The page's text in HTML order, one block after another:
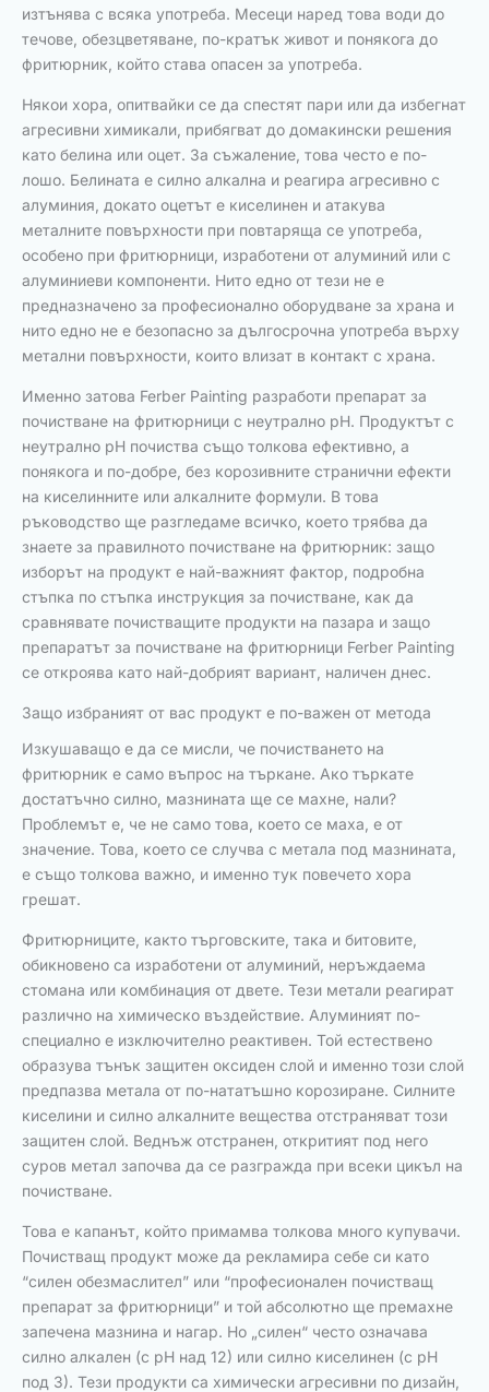
изтънява с всяка употреба. Месеци наред това води до
течове, обезцветяване, по-кратък живот и понякога до
фритюрник, който става опасен за употреба.
Някои хора, опитвайки се да спестят пари или да избегнат
агресивни химикали, прибягват до домакински решения
като белина или оцет. За съжаление, това често е по-
лошо. Белината е силно алкална и реагира агресивно с
алуминия, докато оцетът е киселинен и атакува
металните повърхности при повтаряща се употреба,
особено при фритюрници, изработени от алуминий или с
алуминиеви компоненти. Нито едно от тези не е
предназначено за професионално оборудване за храна и
нито едно не е безопасно за дългосрочна употреба върху
метални повърхности, които влизат в контакт с храна.
Именно затова Ferber Painting разработи препарат за
почистване на фритюрници с неутрално pH. Продуктът с
неутрално pH почиства също толкова ефективно, а
понякога и по-добре, без корозивните странични ефекти
на киселинните или алкалните формули. В това
ръководство ще разгледаме всичко, което трябва да
знаете за правилното почистване на фритюрник: защо
изборът на продукт е най-важният фактор, подробна
стъпка по стъпка инструкция за почистване, как да
сравнявате почистващите продукти на пазара и защо
препаратът за почистване на фритюрници Ferber Painting
се откроява като най-добрият вариант, наличен днес.
Защо избраният от вас продукт е по-важен от метода
Изкушаващо е да се мисли, че почистването на
фритюрник е само въпрос на търкане. Ако търкате
достатъчно силно, мазнината ще се махне, нали?
Проблемът е, че не само това, което се маха, е от
значение. Това, което се случва с метала под мазнината,
е също толкова важно, и именно тук повечето хора
грешат.
Фритюрниците, както търговските, така и битовите,
обикновено са изработени от алуминий, неръждаема
стомана или комбинация от двете. Тези метали реагират
различно на химическо въздействие. Алуминият по-
специално е изключително реактивен. Той естествено
образува тънък защитен оксиден слой и именно този слой
предпазва метала от по-нататъшно корозиране. Силните
киселини и силно алкалните вещества отстраняват този
защитен слой. Веднъж отстранен, откритият под него
суров метал започва да се разгражда при всеки цикъл на
почистване.
Това е капанът, който примамва толкова много купувачи.
Почистващ продукт може да рекламира себе си като
“силен обезмаслител” или “професионален почистващ
препарат за фритюрници” и той абсолютно ще премахне
запечена мазнина и нагар. Но „силен“ често означава
силно алкален (с pH над 12) или силно киселинен (с pH
под 3). Тези продукти са химически агресивни по дизайн,